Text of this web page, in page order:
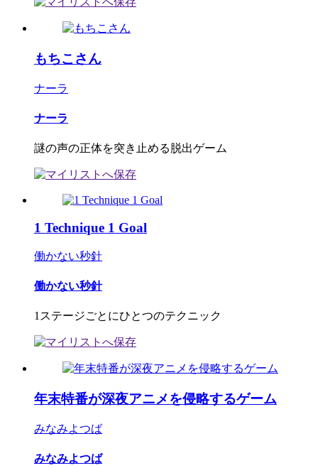
もちこさん
ナーラ
ナーラ
謎の声の正体を突き止める脱出ゲーム
1 Technique 1 Goal
働かない秒針
働かない秒針
1ステージごとにひとつのテクニック
年末特番が深夜アニメを侵略するゲーム
みなみよつば
みなみよつば